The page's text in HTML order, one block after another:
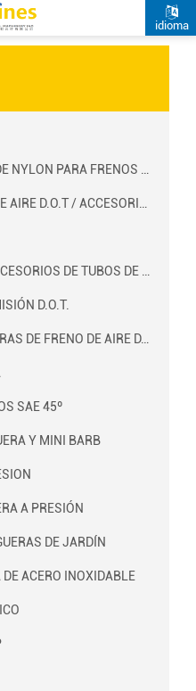
idioma
D.O.T.
CONJUNTOS DE MANGUERAS DE FRENO DE AIRE D.O.T
SAE 45º
Y MINI BARB
A PRESIÓN
DE JARDÍN
ACERO INOXIDABLE